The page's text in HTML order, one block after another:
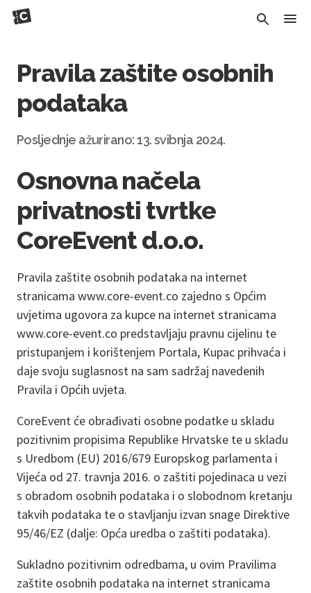
Pravila zaštite osobnih
podataka
Posljednje ažurirano: 13. svibnja 2024.
Osnovna načela
privatnosti tvrtke
CoreEvent d.o.o.
Pravila zaštite osobnih podataka na internet
stranicama www.core-event.co zajedno s Općim
uvjetima ugovora za kupce na internet stranicama
www.core-event.co predstavljaju pravnu cijelinu te
pristupanjem i korištenjem Portala, Kupac prihvaća i
daje svoju suglasnost na sam sadržaj navedenih
Pravila i Općih uvjeta.
CoreEvent će obrađivati osobne podatke u skladu
pozitivnim propisima Republike Hrvatske te u skladu
s Uredbom (EU) 2016/679 Europskog parlamenta i
Vijeća od 27. travnja 2016. o zaštiti pojedinaca u vezi
s obradom osobnih podataka i o slobodnom kretanju
takvih podataka te o stavljanju izvan snage Direktive
95/46/EZ (dalje: Opća uredba o zaštiti podataka).
Sukladno pozitivnim odredbama, u ovim Pravilima
zaštite osobnih podataka na internet stranicama